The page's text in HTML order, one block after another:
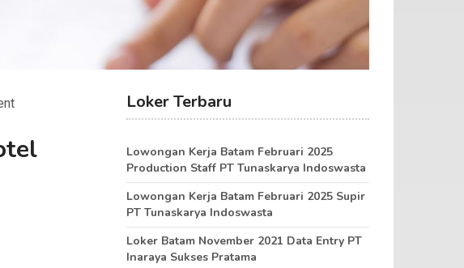
Loker Terbaru
Lowongan Kerja Batam Februari 2025
Production Staff PT Tunaskarya Indoswasta
Lowongan Kerja Batam Februari 2025 Supir
PT Tunaskarya Indoswasta
Loker Batam November 2021 Data Entry PT
Inaraya Sukses Pratama